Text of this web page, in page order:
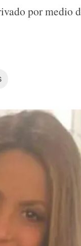
por medio